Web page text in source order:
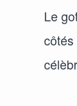
Le
côtés